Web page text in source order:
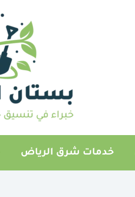
خدمات شرق الرياض